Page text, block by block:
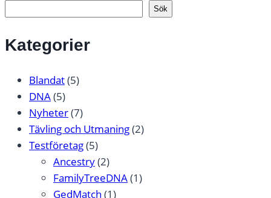
Sök
Kategorier
Blandat(5)
DNA(5)
Nyheter(7)
Tävling och Utmaning(2)
Testföretag(5)
Ancestry(2)
FamilyTreeDNA(1)
GedMatch (1)